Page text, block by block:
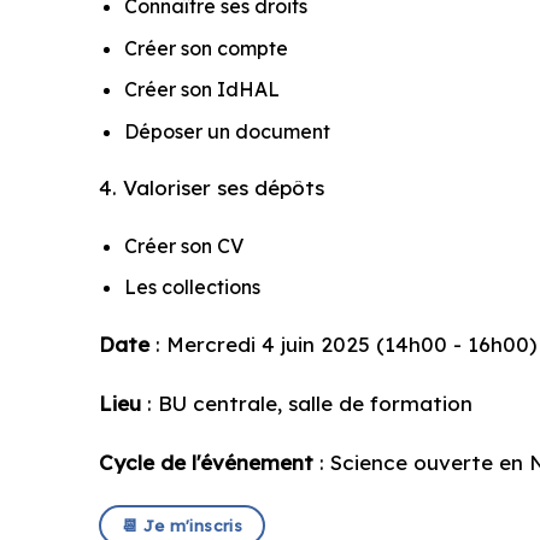
Connaître ses droits
Créer son compte
Créer son IdHAL
Déposer un document
4. Valoriser ses dépôts
Créer son CV
Les collections
Date: Mercredi 4 juin 2025 (14h00 - 16h00)
Lieu : BU centrale, salle de formation
Cycle de l'événement : Science ouverte en
📆 Je m'inscris